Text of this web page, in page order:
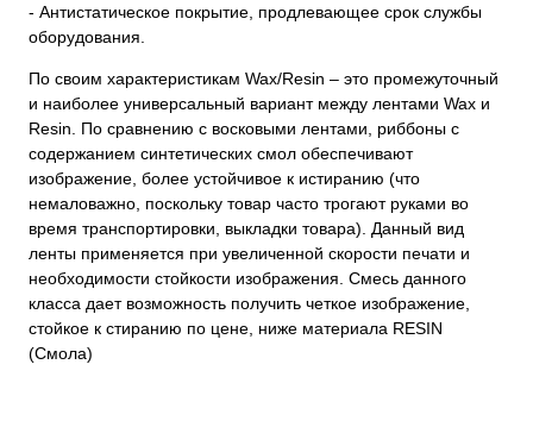
- Антистатическое покрытие, продлевающее срок службы
оборудования.
По своим характеристикам Wax/Resin – это промежуточный
и наиболее универсальный вариант между лентами Wax и
Resin. По сравнению с восковыми лентами, риббоны с
содержанием синтетических смол обеспечивают
изображение, более устойчивое к истиранию (что
немаловажно, поскольку товар часто трогают руками во
время транспортировки, выкладки товара). Данный вид
ленты применяется при увеличенной скорости печати и
необходимости стойкости изображения. Смесь данного
класса дает возможность получить четкое изображение,
стойкое к стиранию по цене, ниже материала RESIN
(Смола)